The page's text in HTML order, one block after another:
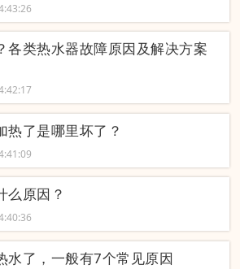
各类热水器故障原因及解决方案
热了是哪里坏了？
么原因？
水了，一般有7个常见原因